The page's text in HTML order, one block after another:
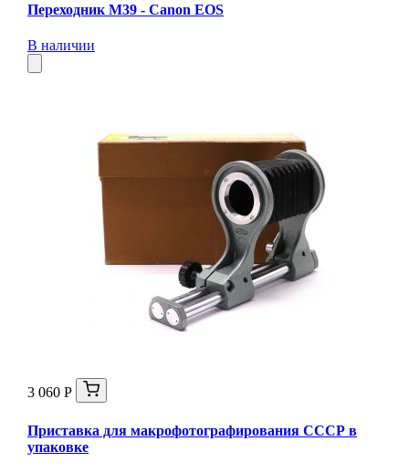
Переходник M39 - Canon EOS
В наличии
3 060 Р
Приставка для макрофотографирования СССР в
упаковке